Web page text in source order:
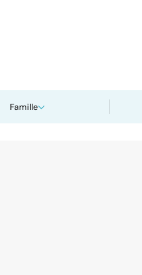
Famille